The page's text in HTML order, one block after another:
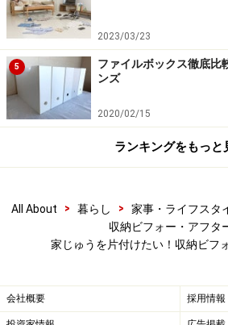
ときに、モノの移し替えをしていな
こりがち。分散していて不便を感
るモノを集めてきて、一つの場所
ましょう。
手順その3：キャビネット
て違う用途で使う
廊下収納にフラワー資材が収まった
ド（A）の引き出し4段のうち2段
のキャビネット（B）はすべて空に
ことになったので、Y.Mさんが使っ
動させる作業を行います。一方、
2023/03/23
5
ファイルボックス徹底比
ンズ
2020/02/15
ランキングをもっと
All About > 暮らし > 家事・ライフスタ
収納ビフォー・アフタ
家じゅうを片付けたい！収納ビフ
会社概要 採用情報